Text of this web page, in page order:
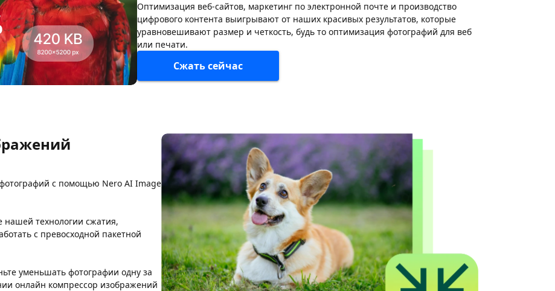
Оптимизация веб-сайтов, маркетинг по электронной почте и производство
цифрового контента выигрывают от наших красивых результатов, которые
уравновешивают размер и четкость, будь то оптимизация фотографий для веб
или печати.
Сжать сейчас
с помощью Nero AI Image
нашей технологии сжатия,
с превосходной пакетной
уменьшать фотографии одну за
онлайн компрессор изображений